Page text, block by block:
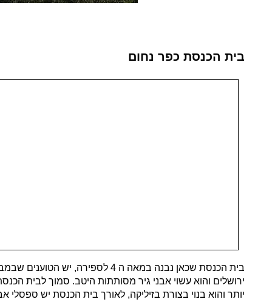
בית הכנסת כפר נחום
בית הכנסת שכאן נבנה במאה ה 4
ירושלים והוא עשוי אבני גיר מסותתות היטב. סמוך לבית
יותר והוא בנוי בצורת בזיליקה, לאורך בית הכנסת יש ספסלי